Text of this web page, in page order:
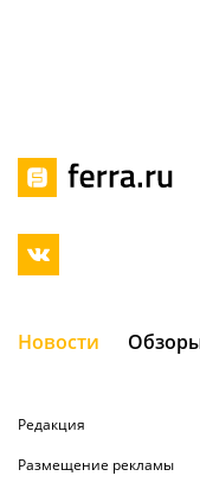
Новости
Редакция
Размещение рекламы